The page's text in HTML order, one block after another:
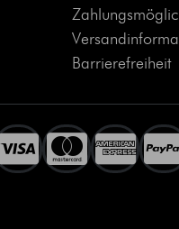
Barrierefreiheit